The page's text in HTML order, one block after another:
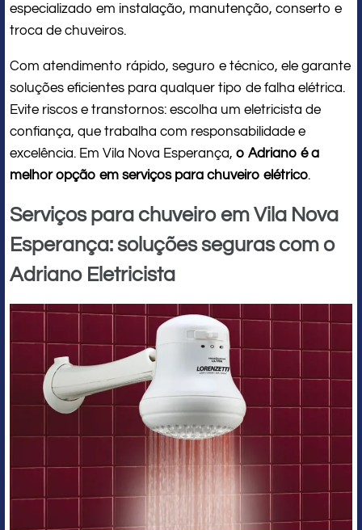
especializado em instalação, manutenção, conserto e
troca de chuveiros.
Com atendimento rápido, seguro e técnico, ele garante
soluções eficientes para qualquer tipo de falha elétrica.
Evite riscos e transtornos: escolha um eletricista de
confiança, que trabalha com responsabilidade e
excelência. Em Vila Nova Esperança, o Adriano é a
melhor opção em serviços para chuveiro elétrico.
Serviços para chuveiro em Vila Nova
Esperança: soluções seguras com o
Adriano Eletricista